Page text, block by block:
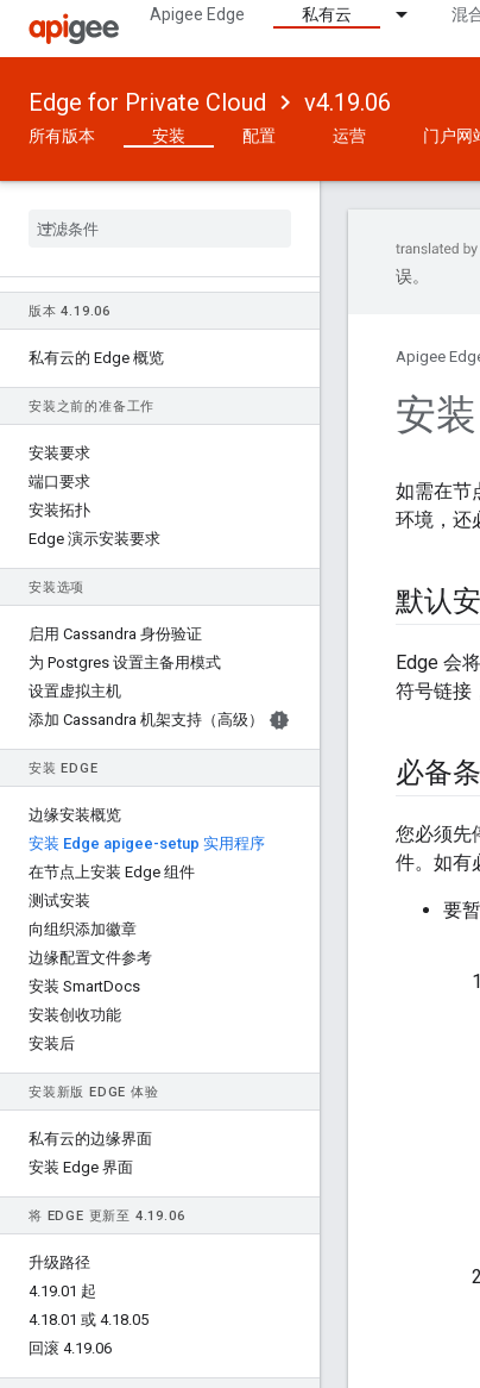
Apigee Edge 私有云 混
Edge for Private Cloud v4.19.06
所有版本 安装 配置 运营 门户网
版本 4.19.06
私有云的 Edge 概览
安装之前的准备工作
安装要求
端口要求
安装拓扑
Edge 演示安装要求
安装选项
启用 Cassandra 身份验证
为 Postgres 设置主备用模式
设置虚拟主机
添加 Cassandra 机架支持（高级）
安装 EDGE
边缘安装概览
安装 Edge apigee-setup 实用程序
在节点上安装 Edge 组件
测试安装
向组织添加徽章
边缘配置文件参考
安装 SmartDocs
安装创收功能
安装后
安装新版 EDGE 体验
私有云的边缘界面
安装 Edge 界面
将 EDGE 更新至 4.19.06
升级路径
4.19.01 起
4.18.01 或 4.18.05
回滚 4.19.06
误。
Apigee
安
如需在节
环境，还
默认
Edge 会
符号链接
必备
您必须先
件。如有
要